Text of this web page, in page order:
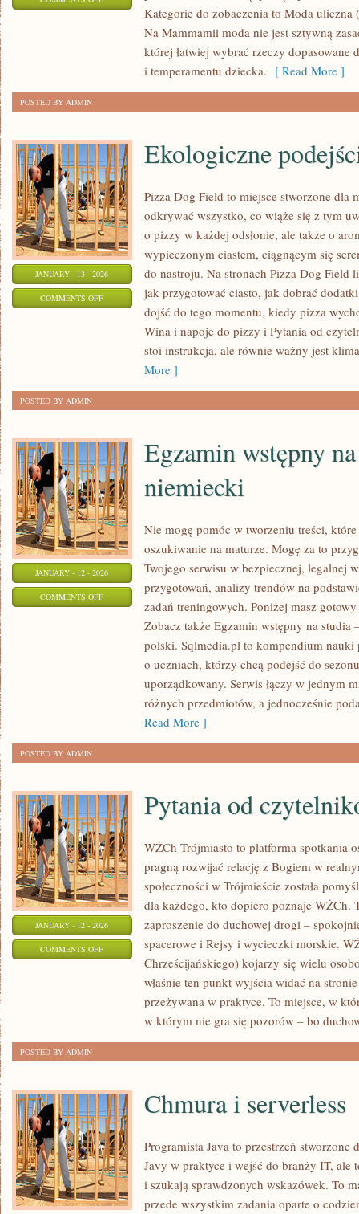
Kategorie do zobaczenia to Moda uliczna
Na Mammamii moda nie jest sztywną
której łatwiej wybrać rzeczy
i temperamentu dziecka. [ Read More ]
POSTED BY ADMIN
JANUARY - 13 - 2026
COMMENTS OFFON
EKOLOGICZNE
Ekologiczne
Pizza Dog Field to miejsce stworzone dla
odkrywać wszystko, co wiąże się z tym
o pizzy w każdej odsłonie, ale także o
wypieczonym ciastem, ciągnącym się
do nastroju. Na stronach Pizza Dog
jak przygotować ciasto, jak dobrać
dojść do tego momentu, kiedy pizza
Wina i napoje do pizzy i Pytania od
stoi instrukcja, ale równie ważny jest
More ]
POSTED BY ADMIN
JANUARY - 12 - 2026
COMMENTS OFFON
Egzamin wstępny
niemiecki
Nie mogę pomóc w tworzeniu treści,
oszukiwanie na maturze. Mogę za to
Twojego serwisu w bezpiecznej, legalnej
przygotowań, analizy trendów na
zadań treningowych. Poniżej masz
Zobacz także Egzamin wstępny na
polski. Sqlmedia.pl to kompendium nauki
o uczniach, którzy chcą podejść do
uporządkowany. Serwis łączy w jednym
różnych przedmiotów, a jednocześnie
Read More ]
POSTED BY ADMIN
JANUARY - 12 - 2026
COMMENTS OFFON
CZYTELNIKÓW
Pytania od
WŻCh Trójmiasto to platforma spotkania
pragną rozwijać relację z Bogiem w
społeczności w Trójmieście została
dla każdego, kto dopiero poznaje WŻCh.
zaproszenie do duchowej drogi –
spacerowe i Rejsy i wycieczki morskie.
Chrześcijańskiego) kojarzy się wielu
właśnie ten punkt wyjścia widać na
przeżywana w praktyce. To miejsce, w
w którym nie gra się pozorów – bo
POSTED BY ADMIN
Chmura i serverless
Programista Java to przestrzeń stworzone
Javy w praktyce i wejść do branży IT, ale
i szukają sprawdzonych wskazówek. To
przede wszystkim zadania oparte o